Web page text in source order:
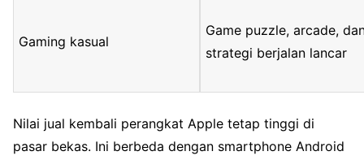
Gaming kasual
Game puzzle, arcade,
strategi berjalan lancar
Nilai jual kembali perangkat Apple tetap tinggi di
pasar bekas. Ini berbeda dengan smartphone Android